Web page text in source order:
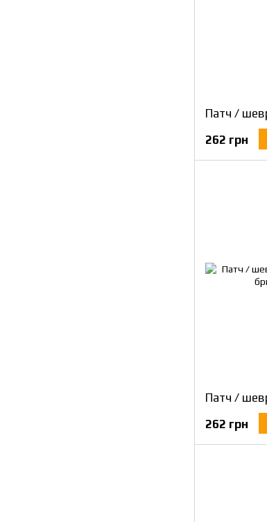
262 грн
262 грн